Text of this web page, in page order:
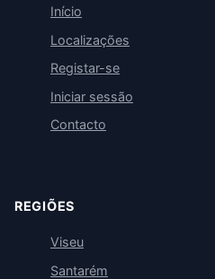
Início
Localizações
Registar-se
Iniciar sessão
Contacto
REGIÕES
Viseu
Santarém